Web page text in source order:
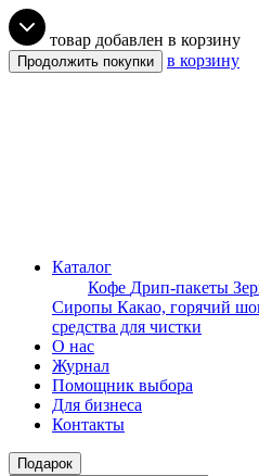
товар добавлен в корзину
Продолжить покупки в корзину
Каталог
Кофе Дрип-пакеты
Сиропы Какао, горячий
средства для чистки
О нас
Журнал
Помощник выбора
Для бизнеса
Контакты
Подарок